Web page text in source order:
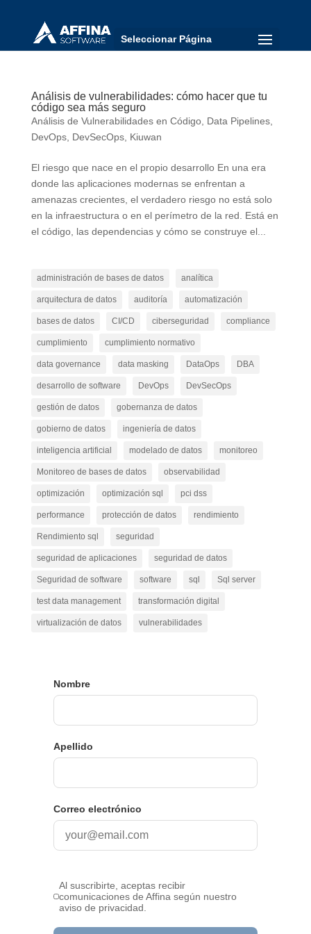
Seleccionar Página
Análisis de vulnerabilidades: cómo hacer que tu
código sea más seguro
Análisis de Vulnerabilidades en Código, Data Pipelines,
DevOps, DevSecOps, Kiuwan
El riesgo que nace en el propio desarrollo En una era
donde las aplicaciones modernas se enfrentan a
amenazas crecientes, el verdadero riesgo no está solo
en la infraestructura o en el perímetro de la red. Está en
el código, las dependencias y cómo se construye el...
administración de bases de datos analítica
arquitectura de datos auditoría automatización
bases de datos CI/CD ciberseguridad compliance
cumplimiento cumplimiento normativo
data governance data masking DataOps DBA
desarrollo de software DevOps DevSecOps
gestión de datos gobernanza de datos
gobierno de datos ingeniería de datos
inteligencia artificial modelado de datos monitoreo
Monitoreo de bases de datos observabilidad
optimización optimización sql pci dss
performance protección de datos rendimiento
Rendimiento sql seguridad
seguridad de aplicaciones seguridad de datos
Seguridad de software software sql Sql server
test data management transformación digital
virtualización de datos vulnerabilidades